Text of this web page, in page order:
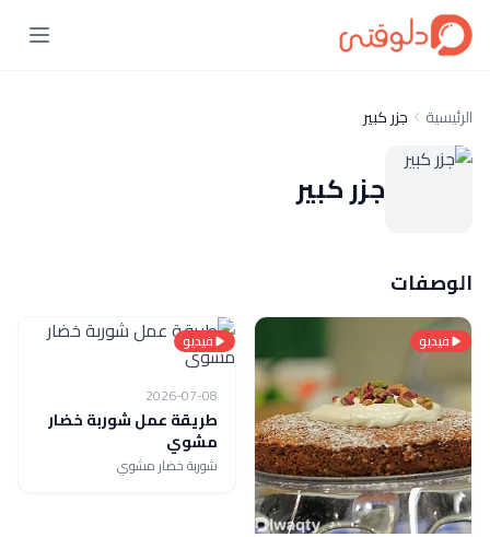
الرئيسية جزر كبير
جزر كبير
الوصفات
فيديو فيديو
2026-07-08
طريقة عمل شوربة خضار
مشوي
شوربة خضار مشوي